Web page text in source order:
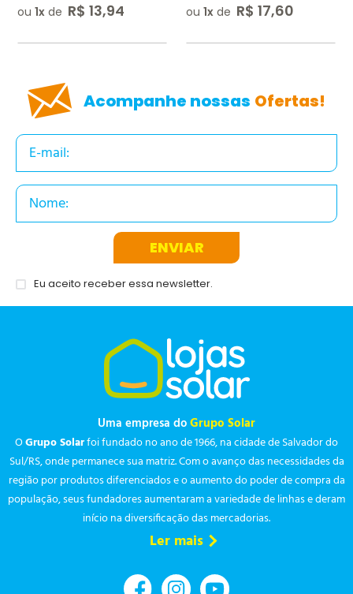
ou 1 de R$ 13,94 ou 1 de R$ 17,60
Acompanhe nossas Ofertas!
ENVIAR
Eu aceito receber essa newsletter.
Uma empresa doGrupo Solar
OGrupo Solarfoi fundado no ano de 1966, na cidade de Salvador do
Sul/RS, onde permanece sua matriz. Com o avanço das necessidades da
região por produtos diferenciados e o aumento do poder de compra da
população, seus fundadores aumentaram a variedade de linhas e deram
início na diversificação das mercadorias.
Ler mais